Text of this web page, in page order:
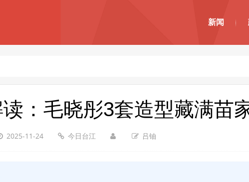
新闻
：毛晓彤3套造型藏满苗
2025-11-24 今日台江 吕铀